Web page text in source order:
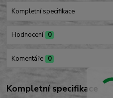
Kompletní specifikace
Hodnocení 0
Komentáře 0
Kompletní specifikace